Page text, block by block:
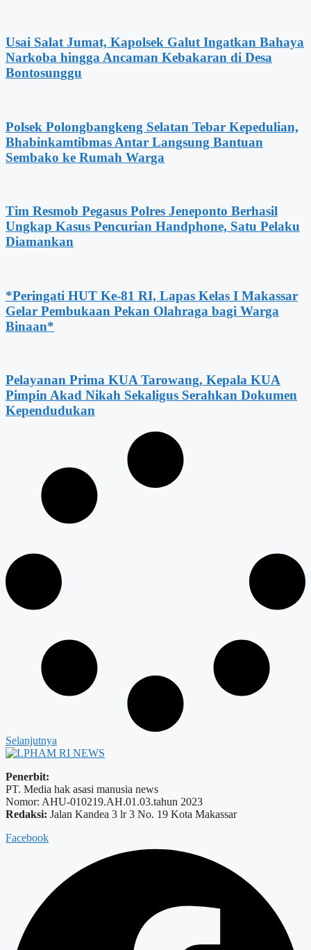
Usai Salat Jumat, Kapolsek Galut Ingatkan Bahaya
Narkoba hingga Ancaman Kebakaran di Desa
Bontosunggu
Polsek Polongbangkeng Selatan Tebar Kepedulian,
Bhabinkamtibmas Antar Langsung Bantuan
Sembako ke Rumah Warga
Tim Resmob Pegasus Polres Jeneponto Berhasil
Ungkap Kasus Pencurian Handphone, Satu Pelaku
Diamankan
*Peringati HUT Ke-81 RI, Lapas Kelas I Makassar
Gelar Pembukaan Pekan Olahraga bagi Warga
Binaan*
Pelayanan Prima KUA Tarowang, Kepala KUA
Pimpin Akad Nikah Sekaligus Serahkan Dokumen
Kependudukan
Selanjutnya
Penerbit:
PT. Media hak asasi manusia news
Nomor: AHU-010219.AH.01.03.tahun 2023
Redaksi: Jalan Kandea 3 lr 3 No. 19 Kota Makassar
Facebook